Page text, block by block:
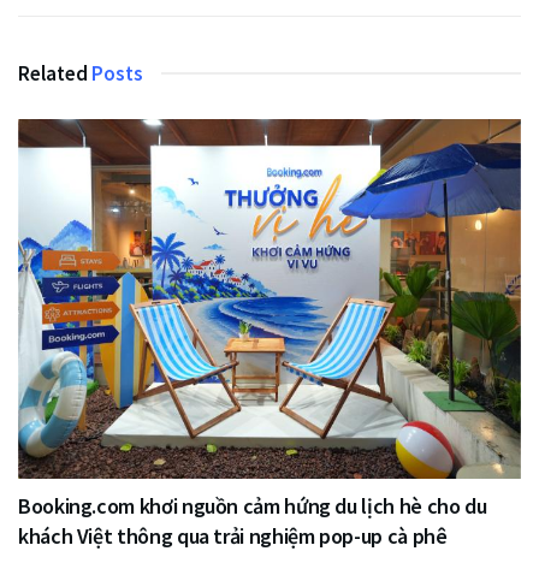
Related Posts
Booking.com khơi nguồn cảm hứng du lịch hè cho du
khách Việt thông qua trải nghiệm pop-up cà phê